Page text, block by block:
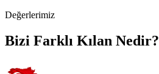
Değerlerimiz
Bizi Farklı Kılan Nedir?